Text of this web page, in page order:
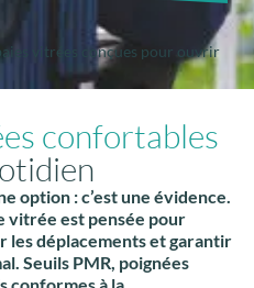
vitrées conçues pour ouvrir
confortables
option : c’est une évidence.
vitrée est pensée pour
les déplacements et garantir
Seuils PMR, poignées